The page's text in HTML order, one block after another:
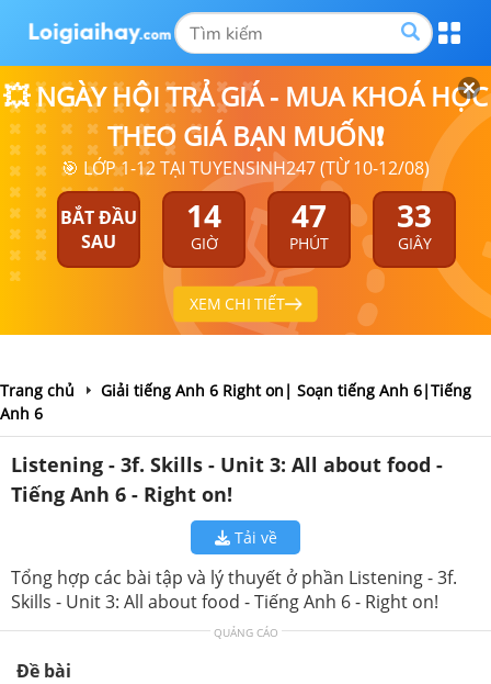
💥 NGÀY HỘI TRẢ GIÁ - MUA KHOÁ HỌC
THEO GIÁ BẠN MUỐN❗
🎯 LỚP 1-12 TẠI TUYENSINH247 (TỪ 10-12/08)
BẮT ĐẦU
SAU
14
GIỜ
47
PHÚT
33
GIÂY
XEM CHI TIẾT
Trang chủ
Giải tiếng Anh 6 Right on| Soạn tiếng Anh 6|Tiếng
Anh 6
Listening - 3f. Skills - Unit 3: All about food -
Tiếng Anh 6 - Right on!
Tải về
Tổng hợp các bài tập và lý thuyết ở phần Listening - 3f.
Skills - Unit 3: All about food - Tiếng Anh 6 - Right on!
QUẢNG CÁO
Đề bài